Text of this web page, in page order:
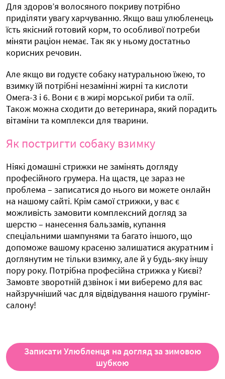
Для здоров’я волосяного покриву потрібно
приділяти увагу харчуванню. Якщо ваш улюбленець
їсть якісний готовий корм, то особливої ​​потреби
міняти раціон немає. Так як у ньому достатньо
корисних речовин.
Але якщо ви годуєте собаку натуральною їжею, то
взимку їй потрібні незамінні жирні та кислоти
Омега-3 і 6. Вони є в жирі морської риби та олії.
Також можна сходити до ветеринара, який порадить
вітаміни та комплекси для тварини.
Як постригти собаку взимку
Ніякі домашні стрижки не замінять догляду
професійного грумера. На щастя, це зараз не
проблема – записатися до нього ви можете онлайн
на нашому сайті. Крім самої стрижки, у вас є
можливість замовити комплексний догляд за
шерстю – нанесення бальзамів, купання
спеціальними шампунями та багато іншого, що
допоможе вашому красеню залишатися акуратним і
доглянутим не тільки взимку, але й у будь-яку іншу
пору року. Потрібна професійна стрижка у Києві?
Замовте зворотній дзвінок і ми виберемо для вас
найзручніший час для відвідування нашого грумінг-
салону!
Записати Улюбленця на догляд за зимовою
шубкою